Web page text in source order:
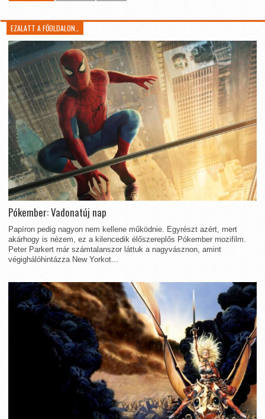
EZALATT A FŐOLDALON…
Pókember: Vadonatúj nap
Papíron pedig nagyon nem kellene működnie. Egyrészt azért, mert
akárhogy is nézem, ez a kilencedik élőszereplős Pókember mozifilm.
Peter Parkert már számtalanszor láttuk a nagyvásznon, amint
végighálóhintázza New Yorkot...